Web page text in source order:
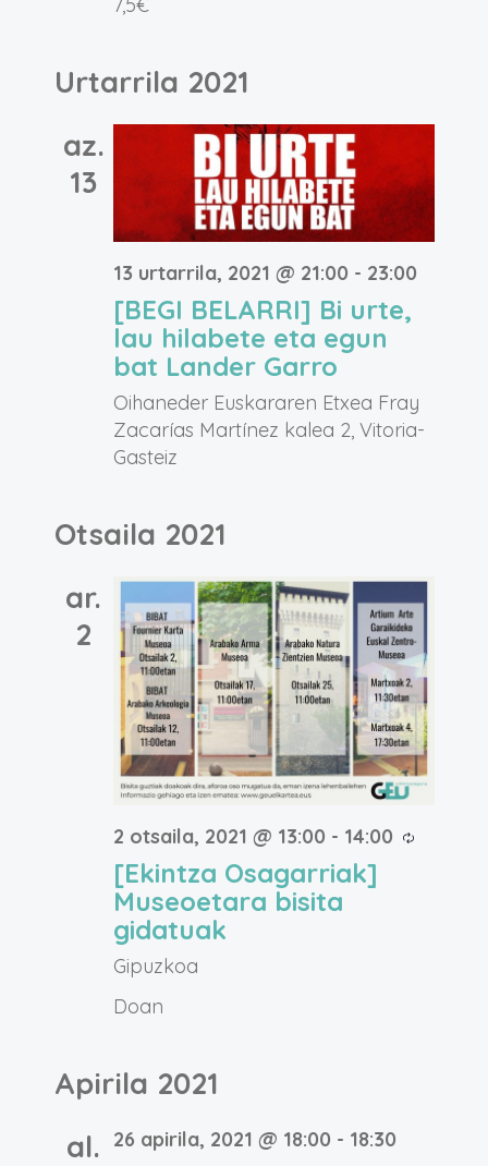
Urtarrila 2021
az.
13
13 urtarrila, 2021 @ 21:00 - 23:00
[BEGI BELARRI] Bi urte,
lau hilabete eta egun
bat Lander Garro
Oihaneder Euskararen Etxea Fray
Zacarías Martínez kalea 2, Vitoria-
Gasteiz
Otsaila 2021
ar.
2
2 otsaila, 2021 @ 13:00 - 14:00
[Ekintza Osagarriak]
Museoetara bisita
gidatuak
Gipuzkoa
Doan
Apirila 2021
al.
26 apirila, 2021 @ 18:00 - 18:30